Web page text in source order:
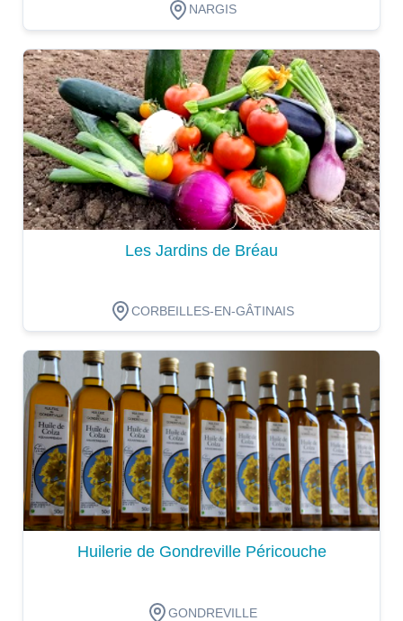
NARGIS
Dégustation
Les Jardins de Bréau
CORBEILLES-EN-GÂTINAIS
Dégustation
Huilerie de Gondreville Péricouche
GONDREVILLE